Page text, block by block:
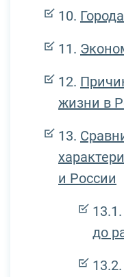
жизни в
и России
до